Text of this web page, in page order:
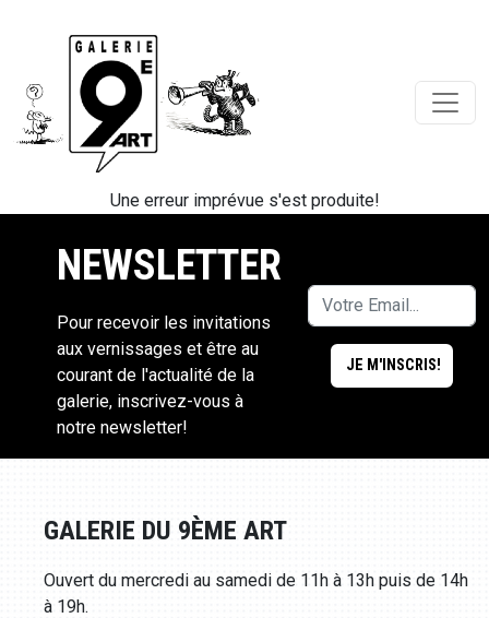
Une erreur imprévue s'est produite!
NEWSLETTER
Pour recevoir les invitations
aux vernissages et être au
courant de l'actualité de la
galerie, inscrivez-vous à
notre newsletter!
GALERIE DU 9ÈME ART
Ouvert du mercredi au samedi de 11h à 13h puis de 14h
à 19h.